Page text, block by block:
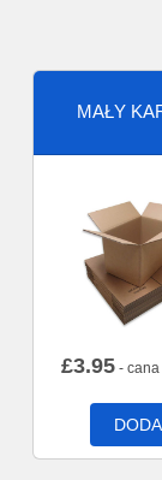
MAŁY
£3.95- cana